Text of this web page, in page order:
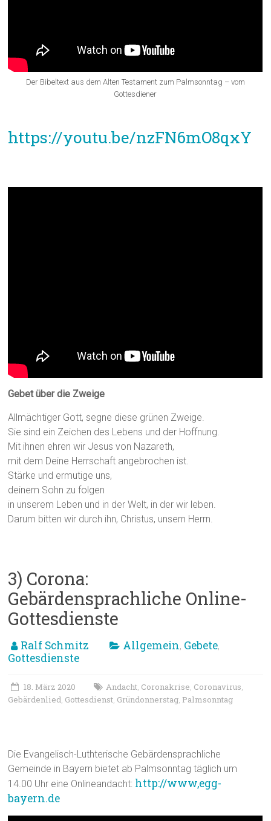
Der Bibeltext aus dem Alten Testament zum Palmsonntag – vom
Gottesdiener
https://youtu.be/nzFN6mO8qxY
Gebet über die Zweige
Allmächtiger Gott, segne diese grünen Zweige.
Sie sind ein Zeichen des Lebens und der Hoffnung.
Mit ihnen ehren wir Jesus von Nazareth,
mit dem Deine Herrschaft angebrochen ist.
Stärke und ermutige uns,
deinem Sohn zu folgen
in unserem Leben und in der Welt, in der wir leben.
Darum bitten wir durch ihn, Christus, unsern Herrn.
3) Corona:
Gebärdensprachliche Online-
Gottesdienste
Ralf Schmitz Allgemein, Gebete,
Gottesdienste
18. März 2020 Andacht, Coronakrise, Coronavirus,
Gebärdenlied, Gottesdienst, Gründonnerstag, Palmsonntag
Die Evangelisch-Luthterische Gebärdensprachliche
Gemeinde in Bayern bietet ab Palmsonntag täglich um
14.00 Uhr eine Onlineandacht: http://www,egg-
bayern.de